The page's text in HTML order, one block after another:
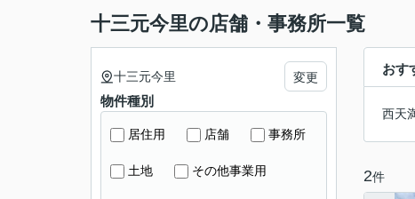
十三元今里の店舗・事務所一覧
おす
西天
2件
十三元今里 変更
物件種別
居住用 店舗 事務所
土地 その他事業用